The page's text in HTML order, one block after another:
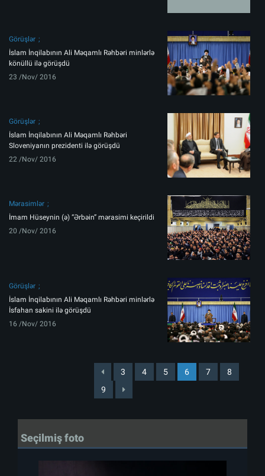
Görüşlər
İslam İnqilabının Ali Məqamlı Rəhbəri minlərlə
könüllü ilə görüşdü
23 /Nov/ 2016
Görüşlər
İslam İnqilabının Ali Məqamlı Rəhbəri
Sloveniyanın prezidenti ilə görüşdü
22 /Nov/ 2016
Mərasimlər
İmam Hüseynin (ə) “Ərbəin” mərasimi keçirildi
20 /Nov/ 2016
Görüşlər
İslam İnqilabının Ali Məqamlı Rəhbəri minlərlə
İsfahan sakini ilə görüşdü
16 /Nov/ 2016
3 4 5 6 7
8
9
Seçilmiş foto